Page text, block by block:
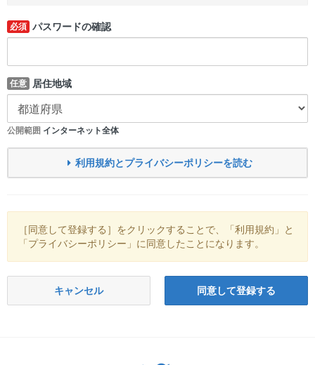
必須 パスワードの確認
任意 居住地域
公開範囲 インターネット全体
利用規約とプライバシーポリシーを読む
［同意して登録する］をクリックすることで、「利用規約」と
「プライバシーポリシー」に同意したことになります。
キャンセル 同意して登録する